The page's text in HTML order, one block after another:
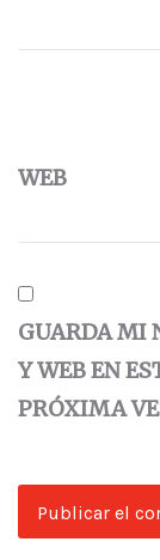
WEB
GUARDA MI
Y WEB EN
PRÓXIMA